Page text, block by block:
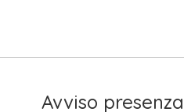
Avviso